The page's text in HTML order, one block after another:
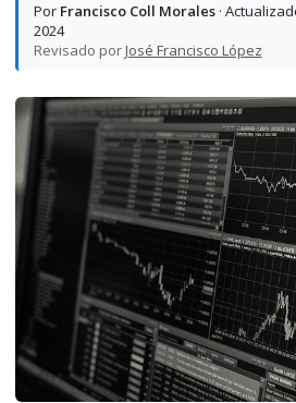
Por Francisco Coll Morales·
2024
Revisado porJosé Francisco López